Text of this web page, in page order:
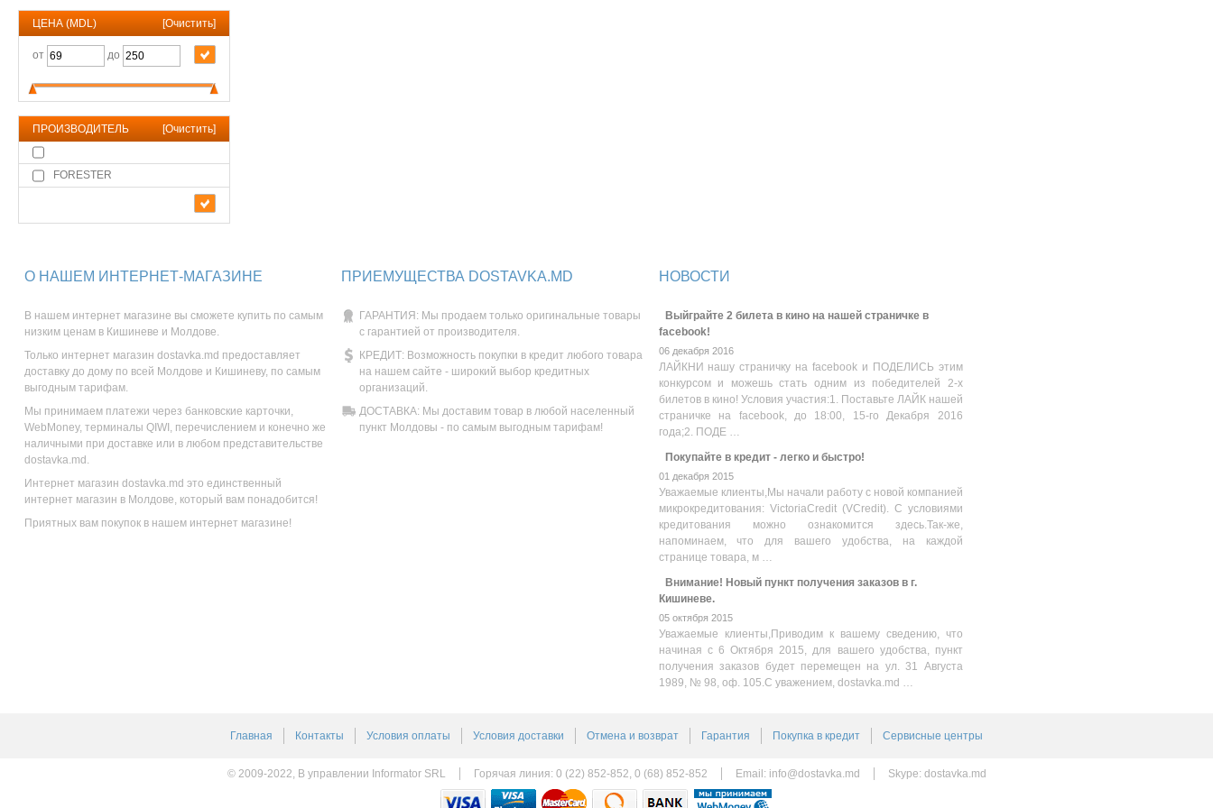
ЦЕНА (MDL) [Очистить]
от до
ПРОИЗВОДИТЕЛЬ [Очистить]
FORESTER
О НАШЕМ ИНТЕРНЕТ-МАГАЗИНЕ
В нашем интернет магазине вы сможете купить по самым
низким ценам в Кишиневе и Молдове.
Только интернет магазин dostavka.md предоставляет
доставку до дому по всей Молдове и Кишиневу, по самым
выгодным тарифам.
Мы принимаем платежи через банковские карточки,
WebMoney, терминалы QIWI, перечислением и конечно же
наличными при доставке или в любом представительстве
dostavka.md.
Интернет магазин dostavka.md это единственный
интернет магазин в Молдове, который вам понадобится!
Приятных вам покупок в нашем интернет магазине!
ПРИЕМУЩЕСТВА DOSTAVKA.MD
ГАРАНТИЯ: Мы продаем только оригинальные товары
с гарантией от производителя.
КРЕДИТ: Возможность покупки в кредит любого товара
на нашем сайте - широкий выбор кредитных
организаций.
ДОСТАВКА: Мы доставим товар в любой населенный
пункт Молдовы - по самым выгодным тарифам!
НОВОСТИ
Выйграйте 2 билета в кино на нашей страничке в
facebook!
06 декабря 2016
ЛАЙКНИ нашу страничку на facebook и ПОДЕЛИСЬ этим
конкурсом и можешь стать одним из победителей 2-х
билетов в кино! Условия участия:1. Поставьте ЛАЙК нашей
страничке на facebook, до 18:00, 15-го Декабря 2016
года;2. ПОДЕ …
Покупайте в кредит - легко и быстро!
01 декабря 2015
Уважаемые клиенты,Мы начали работу с новой компанией
микрокредитования: VictoriaCredit (VCredit). С условиями
кредитования можно ознакомится здесь.Так-же,
напоминаем, что для вашего удобства, на каждой
странице товара, м …
Внимание! Новый пункт получения заказов в г.
Кишиневе.
05 октября 2015
Уважаемые клиенты,Приводим к вашему сведению, что
начиная с 6 Октября 2015, для вашего удобства, пункт
получения заказов будет перемещен на ул. 31 Августа
1989, № 98, оф. 105.С уважением, dostavka.md …
Главная Контакты Условия оплаты Условия доставки Отмена и возврат Гарантия Покупка в кредит Сервисные центры
© 2009-2022, В управлении Informator SRL Горячая линия: 0 (22) 852-852, 0 (68) 852-852 Email: info@dostavka.md Skype: dostavka.md